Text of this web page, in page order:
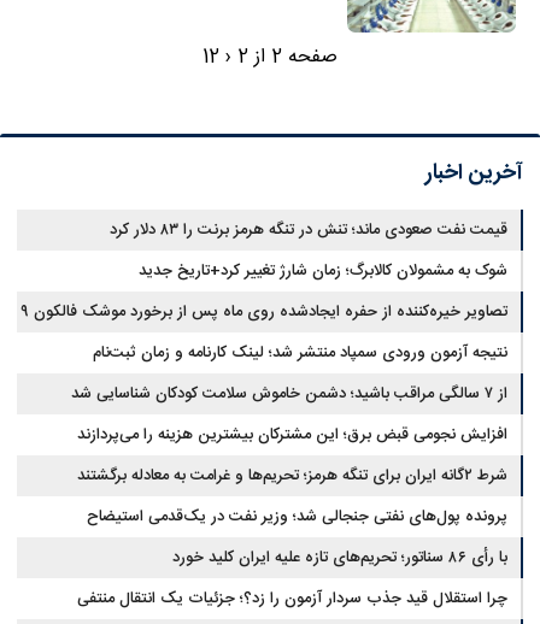
صفحه 2 از 2 ‹
12
آخرین اخبار
قیمت نفت صعودی ماند؛ تنش در تنگه هرمز برنت را ۸۳ دلار کرد
شوک به مشمولان کالابرگ؛ زمان شارژ تغییر کرد+تاریخ جدید
تصاویر خیره‌کننده از حفره ایجادشده روی ماه پس از برخورد موشک فالکون ۹
نتیجه آزمون ورودی سمپاد منتشر شد؛ لینک کارنامه و زمان ثبت‌نام
از ۷ سالگی مراقب باشید؛ دشمن خاموش سلامت کودکان شناسایی شد
افزایش نجومی قبض برق؛ این مشترکان بیشترین هزینه را می‌پردازند
شرط ۲گانه ایران برای تنگه هرمز؛ تحریم‌ها و غرامت به معادله برگشتند
پرونده پول‌های نفتی جنجالی شد؛ وزیر نفت در یک‌قدمی استیضاح
با رأی ۸۶ سناتور؛ تحریم‌های تازه علیه ایران کلید خورد
چرا استقلال قید جذب سردار آزمون را زد؟؛ جزئیات یک انتقال منتفی